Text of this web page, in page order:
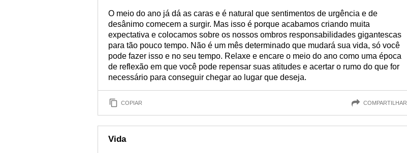
O meio do ano já dá as caras e é natural que sentimentos de urgência e de
desânimo comecem a surgir. Mas isso é porque acabamos criando muita
expectativa e colocamos sobre os nossos ombros responsabilidades gigantescas
para tão pouco tempo. Não é um mês determinado que mudará sua vida, só você
pode fazer isso e no seu tempo. Relaxe e encare o meio do ano como uma época
de reflexão em que você pode repensar suas atitudes e acertar o rumo do que for
necessário para conseguir chegar ao lugar que deseja.
COPIAR COMPARTILHAR
Vida